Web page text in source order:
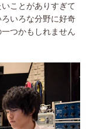
ことがありすぎて
いろな分野に好奇
つかもしれません